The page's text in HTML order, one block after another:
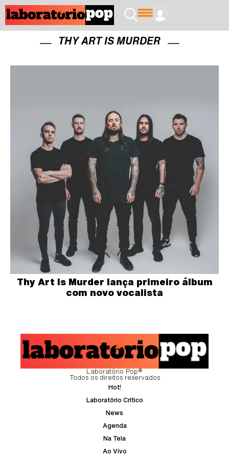
THY ART IS MURDER
Thy Art Is Murder lança primeiro álbum
com novo vocalista
Laboratório Pop®
Todos os direitos reservados
Hot!
Laboratório Crítico
News
Agenda
Na Tela
Ao Vivo